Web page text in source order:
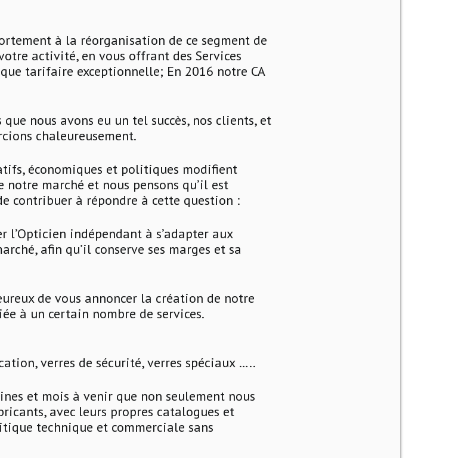
à la réorganisation de ce segment de
activité, en vous offrant des Services
tarifaire exceptionnelle; En 2016 notre CA
que nous avons eu un tel succès, nos clients, et
chaleureusement.
économiques et politiques modifient
marché et nous pensons qu’il est
contribuer à répondre à cette question :
l’Opticien indépendant à s’adapter aux
afin qu’il conserve ses marges et sa
de vous annoncer la création de notre
à un certain nombre de services.
verres de sécurité, verres spéciaux …..
et mois à venir que non seulement nous
avec leurs propres catalogues et
technique et commerciale sans